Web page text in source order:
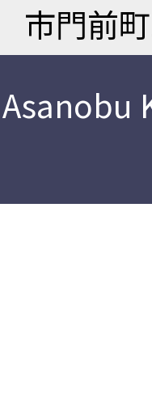
市門前
Asanobu